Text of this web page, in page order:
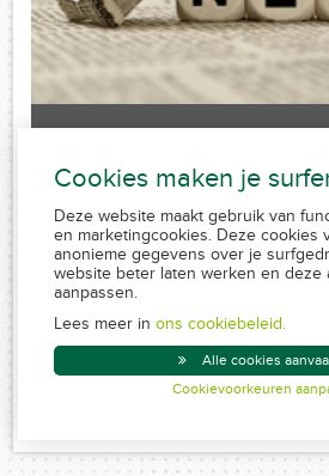
Sorry, no posts matched your
Cookies maken je
Deze website maakt gebruik van
en marketingcookies. Deze cookies
anonieme gegevens over je
website beter laten werken en deze
aanpassen.
Lees meer in ons cookiebeleid.
Alle cookies
Cookievoorkeuren